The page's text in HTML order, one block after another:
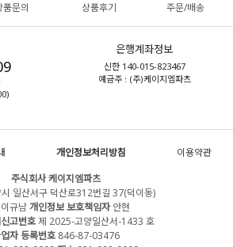
품문의 상품후기 주문/배송
은행계좌정보
신한 140-015-823467
예금주 : (주)케이지엠파츠
개인정보처리방침
이용약관
주식회사 케이지엠파츠
일산서구 덕산로312번길 37(덕이동)
규남개인정보 보호책임자안현
고번호제 2025-고양일산서-1433 호
자 등록번호846-87-03476